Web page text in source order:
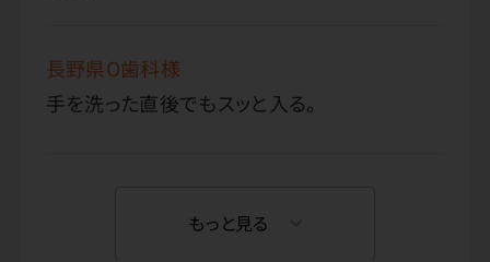
長野県O歯科様
手を洗った直後でもスッと入る。
もっと見る